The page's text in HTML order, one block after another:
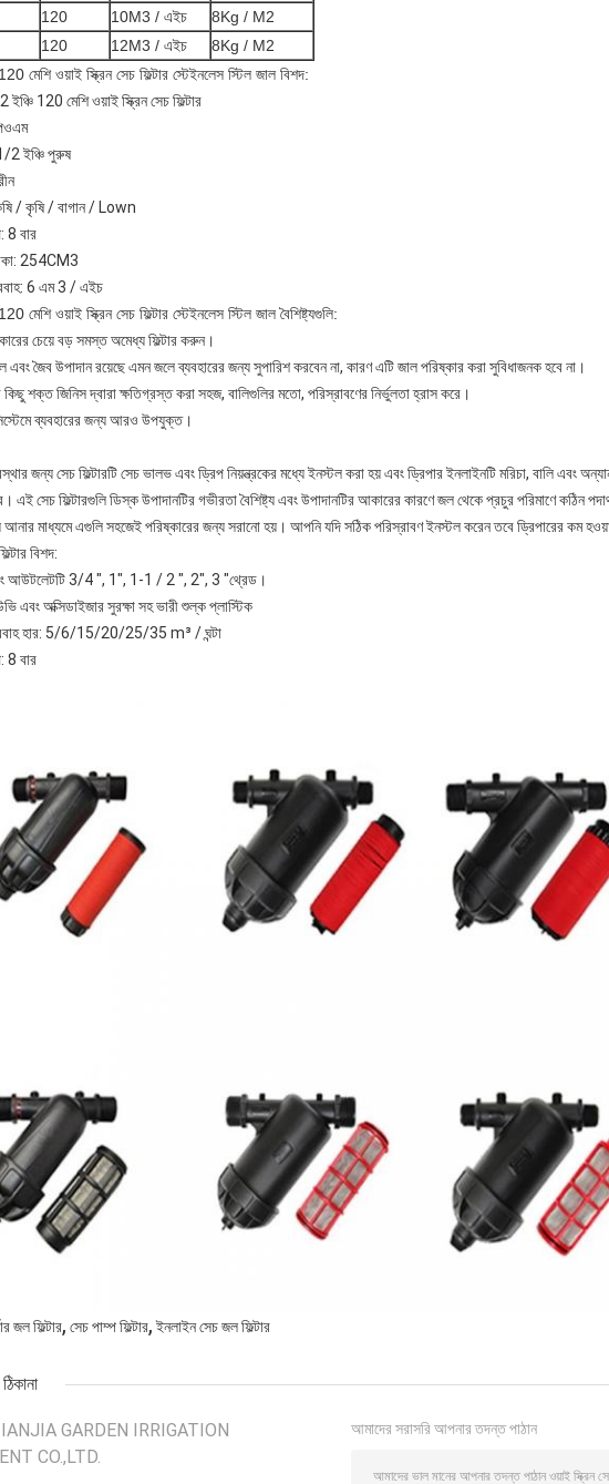
120 10M3 / এইচ
8Kg / M2
120 12M3 / এইচ
8Kg / M2
মেশি ওয়াই স্ক্রিন সেচ ফিল্টার স্টেইনলেস স্টিল জাল বিশদ:
120 মেশি ওয়াই স্ক্রিন সেচ ফিল্টার
2 ইঞ্চি পুরুষ
/ কৃষি / বাগান / Lown
8 বার
254CM3
6 এম 3 / এইচ
মেশি ওয়াই স্ক্রিন সেচ ফিল্টার স্টেইনলেস স্টিল জাল বৈশিষ্ট্যগুলি:
চেয়ে বড় সমস্ত অমেধ্য ফিল্টার করুন।
এবং জৈব উপাদান রয়েছে এমন জলে ব্যবহারের জন্য সুপারিশ করবেন না, কারণ এটি জাল পরিষ্কার করা সুবিধাজনক হবে না।
শক্ত জিনিস দ্বারা ক্ষতিগ্রস্ত করা সহজ, বালিগুলির মতো, পরিস্রাবণের নির্ভুলতা হ্রাস করে।
ব্যবহারের জন্য আরও উপযুক্ত।
জন্য সেচ ফিল্টারটি সেচ ভালভ এবং ড্রিপ নিয়ন্ত্রকের মধ্যে ইনস্টল করা হয় এবং ড্রিপার ইনলাইনটি মরিচা, বালি এবং
এই সেচ ফিল্টারগুলি ডিস্ক উপাদানটির গভীরতা বৈশিষ্ট্য এবং উপাদানটির আকারের কারণে জল থেকে প্রচুর পরিমাণে কঠিন
আনার মাধ্যমে এগুলি সহজেই পরিষ্কারের জন্য সরানো হয়। আপনি যদি সঠিক পরিস্রাবণ ইনস্টল করেন তবে ড্রিপারের কম
বিশদ:
আউটলেটটি 3/4 ", 1", 1-1 / 2 ", 2", 3 "থ্রেড।
এবং অক্সিডাইজার সুরক্ষা সহ ভারী শুল্ক প্লাস্টিক
হার: 5/6/15/20/25/35 m³ / ঘন্টা
8 বার
জল ফিল্টার, সেচ পাম্প ফিল্টার, ইনলাইন সেচ জল ফিল্টার
GARDEN IRRIGATION
CO.,LTD.
আমাদের সরাসরি আপনার তদন্ত পাঠান